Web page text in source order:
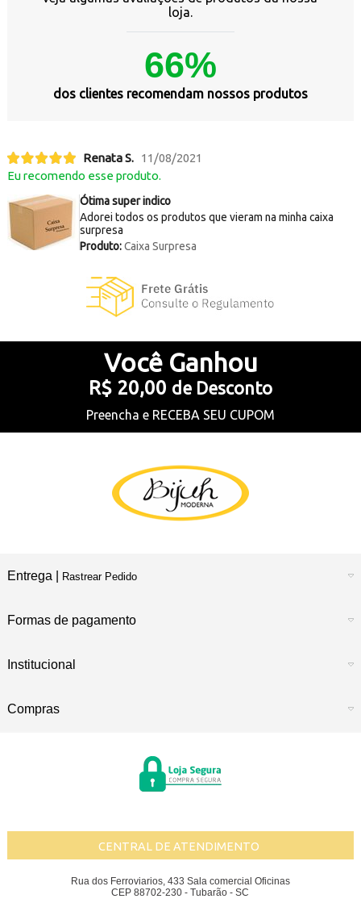
loja.
66%
dos clientes recomendam nossos produtos
Renata S. 11/08/2021
Eu recomendo esse produto.
Ótima super indico
Adorei todos os produtos que vieram na minha caixa
surpresa
Produto:Caixa Surpresa
Você Ganhou
R$ 20,00 de Desconto
Preencha e RECEBA SEU CUPOM
Entrega | Rastrear Pedido
Formas de pagamento
Institucional
Compras
CENTRAL DE ATENDIMENTO
Rua dos Ferroviarios, 433 Sala comercial Oficinas
CEP 88702-230 - Tubarão - SC